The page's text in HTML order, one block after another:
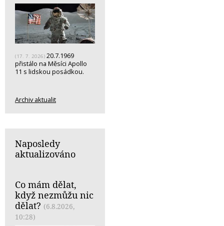
(17. 7. 2026) 20.7.1969
přistálo na Měsíci Apollo
11 s lidskou posádkou.
Archiv aktualit
Naposledy
aktualizováno
Co mám dělat,
když nezmůžu nic
dělat? (6.8.2026,
10:28)